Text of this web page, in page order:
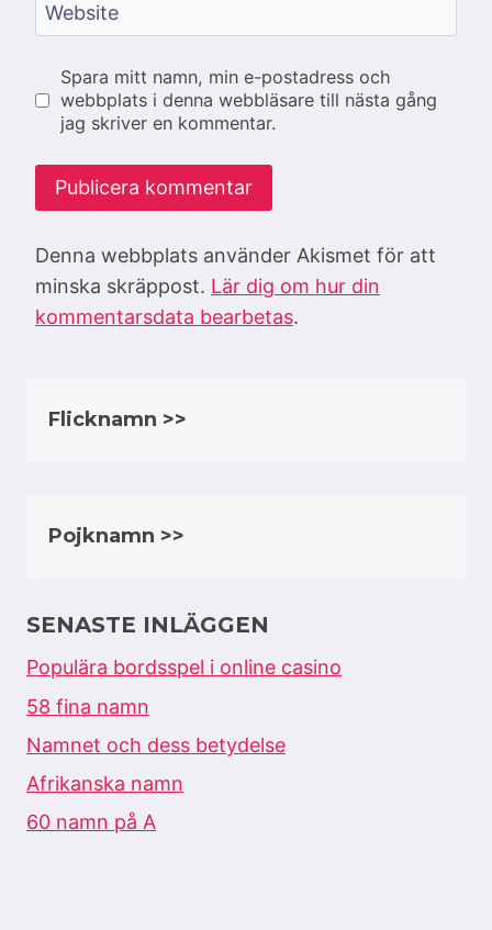
Website
Spara mitt namn, min e-postadress och
webbplats i denna webbläsare till nästa gång
jag skriver en kommentar.
Denna webbplats använder Akismet för att
minska skräppost. Lär dig om hur din
kommentarsdata bearbetas.
Flicknamn >>
Pojknamn >>
SENASTE INLÄGGEN
Populära bordsspel i online casino
58 fina namn
Namnet och dess betydelse
Afrikanska namn
60 namn på A